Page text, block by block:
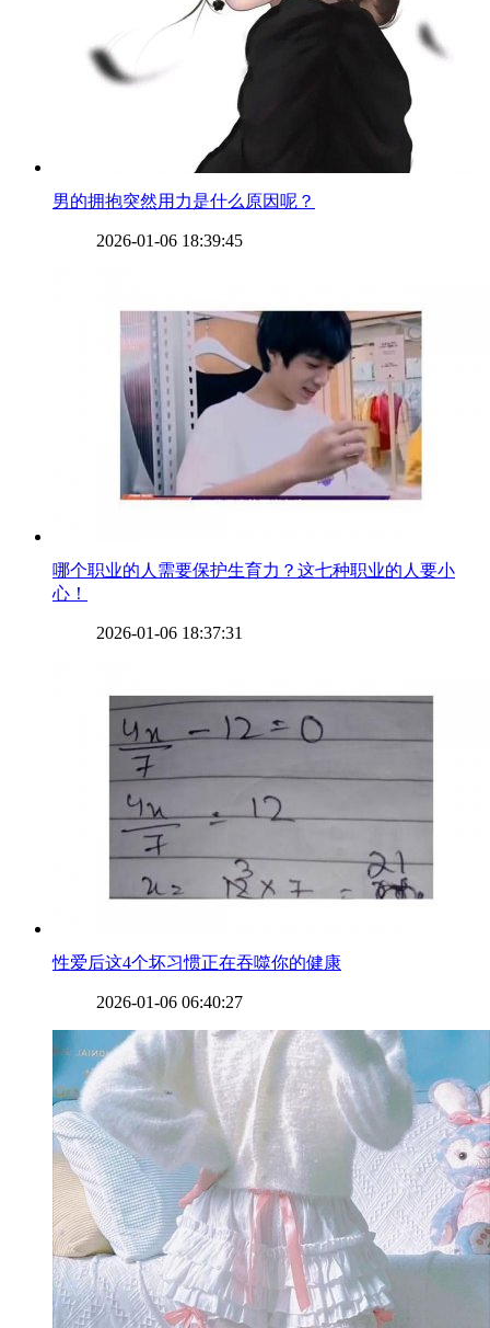
​男的拥抱突然用力是什么原因呢？
2026-01-06 18:39:45
​哪个职业的人需要保护生育力？这七种职业的人要小
心！
2026-01-06 18:37:31
​性爱后这4个坏习惯正在吞噬你的健康
2026-01-06 06:40:27